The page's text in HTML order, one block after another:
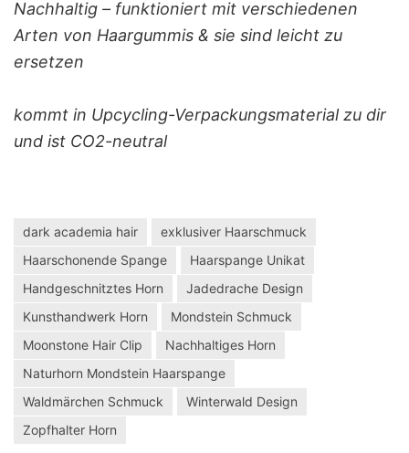
Nachhaltig – funktioniert mit verschiedenen
Arten von Haargummis & sie sind leicht zu
ersetzen
kommt in Upcycling-Verpackungsmaterial zu dir
und ist CO2-neutral
dark academia hair
exklusiver Haarschmuck
Haarschonende Spange
Haarspange Unikat
Handgeschnitztes Horn
Jadedrache Design
Kunsthandwerk Horn
Mondstein Schmuck
Moonstone Hair Clip
Nachhaltiges Horn
Naturhorn Mondstein Haarspange
Waldmärchen Schmuck
Winterwald Design
Zopfhalter Horn